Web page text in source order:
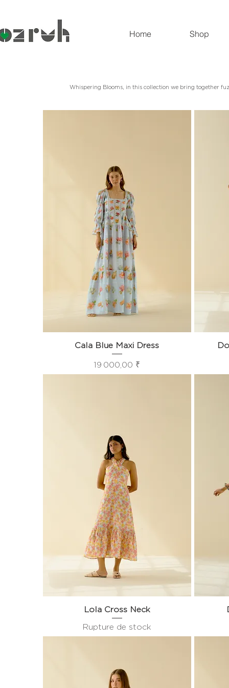
Home Shop
Whispering Blooms, in this collection we bring together
Aperçu rapide
Cala Blue Maxi Dress
Prix
19 000,00 ₹
Aperçu rapide
Lola Cross Neck
Rupture de stock